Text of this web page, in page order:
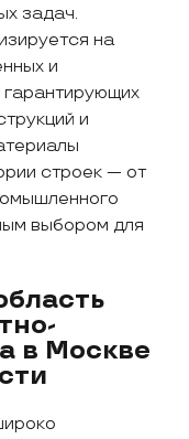
задач.
на
и
и
строек — от
выбором для
в Москве